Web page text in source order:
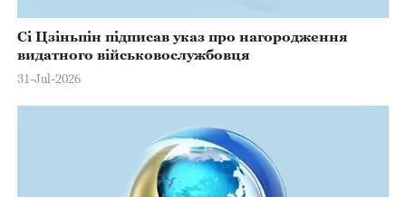
Сі Цзіньпін підписав указ про нагородження
видатного військовослужбовця
31-Jul-2026